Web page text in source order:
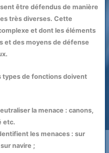
être défendus de manière
très diverses. Cette
et dont les éléments
et des moyens de défense
de fonctions doivent
la menace : canons,
etc.
les menaces : sur
navire ;